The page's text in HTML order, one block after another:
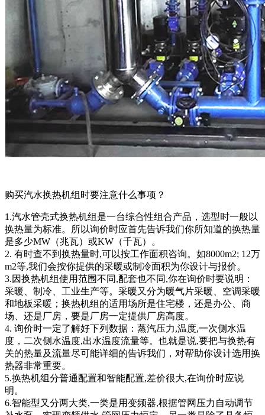
购买汽水换热机组时要注意什么事项？
1.汽水管壳式换热机组是一台综合性组合产品，选型时一般以
换热量为标准。所以询价时应首先告诉我们你所知道的换热量
是多少MW（兆瓦）或KW（千瓦）。
2. 有时查不到换热量时,可以按工作面积咨询。如8000m2; 12万
m2等,我们会按你提供的采暖或制冷面积为你设计与报价。
3.因换热机组使用范围不同,配套也不同,你在询价时要说明：
采暖、制冷、工业生产等。采暖又分为暖气片采暖、空调采暖
和地板采暖；换热机组的适用场所是住宅楼，还是办公、商
场、还是厂房，要是厂房一定提供厂房高度。
4. 询价时一定了解好下列数据：蒸汽压力,温度,一次侧水温
度，二次侧水温度,出水温度流量等。也就是说,要把与换热有
关的热量及流量尽可能详细的告诉我们，对帮助你设计选用换
热器非常重要。
5.换热机组分普通配置和智能配置,差价很大,在询价时应说
明。
6.智能型又分两大类,一类是用变频器,根据管网压力自动调节